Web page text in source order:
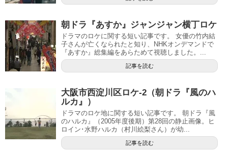
朝ドラ『あすか』ジャンジャン横丁ロケ
ドラマのロケに関する短い記事です。 女優の竹内結
子さんが亡くなられたと知り、NHKオンデマンドで
『あすか』総集編をあらためて視聴しました。...
記事を読む
大阪市西淀川区ロケ-2（朝ドラ『風のハ
ルカ』）
ドラマのロケ地に関する短い記事です。 朝ドラ『風
のハルカ』（2005年度後期）第28回の静止画像。ヒ
ロイン･水野ハルカ（村川絵梨さん）が幼...
記事を読む